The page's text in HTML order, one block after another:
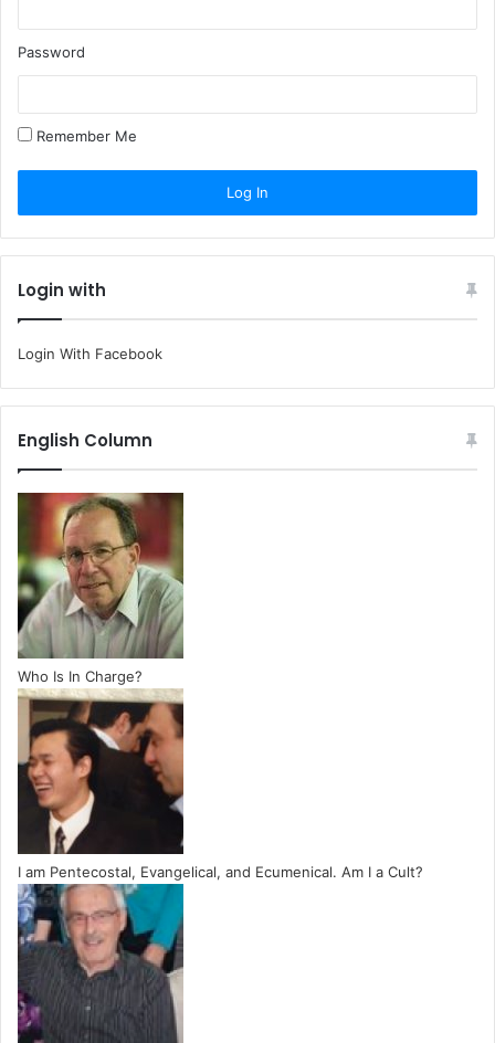
Password
Remember Me
Login with
Login With Facebook
English Column
Who Is In Charge?
I am Pentecostal, Evangelical, and Ecumenical. Am I a Cult?